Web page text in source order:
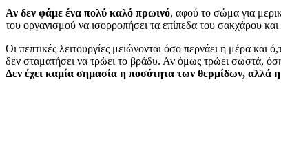
Αν δεν φάμε ένα πολύ καλό πρωινό, αφού το σώμα για
του οργανισμού να ισορροπήσει τα επίπεδα του σακχάρου και
Οι πεπτικές λειτουργίες μειώνονται όσο περνάει η μέρα
δεν σταματήσει να τρώει το βράδυ. Αν όμως τρώει σωστά,
Δεν έχει καμία σημασία η ποσότητα των θερμίδων, αλλά